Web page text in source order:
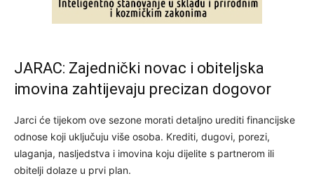
JARAC: Zajednički novac i obiteljska
imovina zahtijevaju precizan dogovor
Jarci će tijekom ove sezone morati detaljno urediti financijske
odnose koji uključuju više osoba. Krediti, dugovi, porezi,
ulaganja, nasljedstva i imovina koju dijelite s partnerom ili
obitelji dolaze u prvi plan.